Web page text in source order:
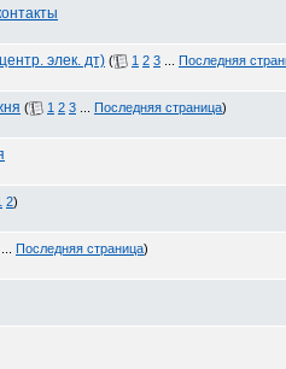
элек. дт) ( 1 2 3 Последняя
( 1 2 3 Последняя страница)
2)
Последняя страница)